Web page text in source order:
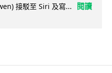
接駁至 Siri 及寫...
閱讀